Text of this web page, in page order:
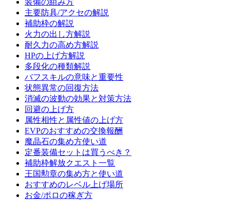
装備の組み方
主要防具/アクセの解説
補助枠の解説
火力の出し方解説
耐久力の高め方解説
HPの上げ方解説
多段化の種類解説
バフスキルの意味と重要性
状態異常の回復方法
消滅の波動の効果と対策方法
回避の上げ方
属性相性と属性値の上げ方
EVPのおすすめの交換報酬
魔晶石の集め方使い道
定番装備セットは買うべき？
補助枠解放クエスト一覧
王国勲章の集め方と使い道
おすすめのレベル上げ場所
お金/ポロの稼ぎ方